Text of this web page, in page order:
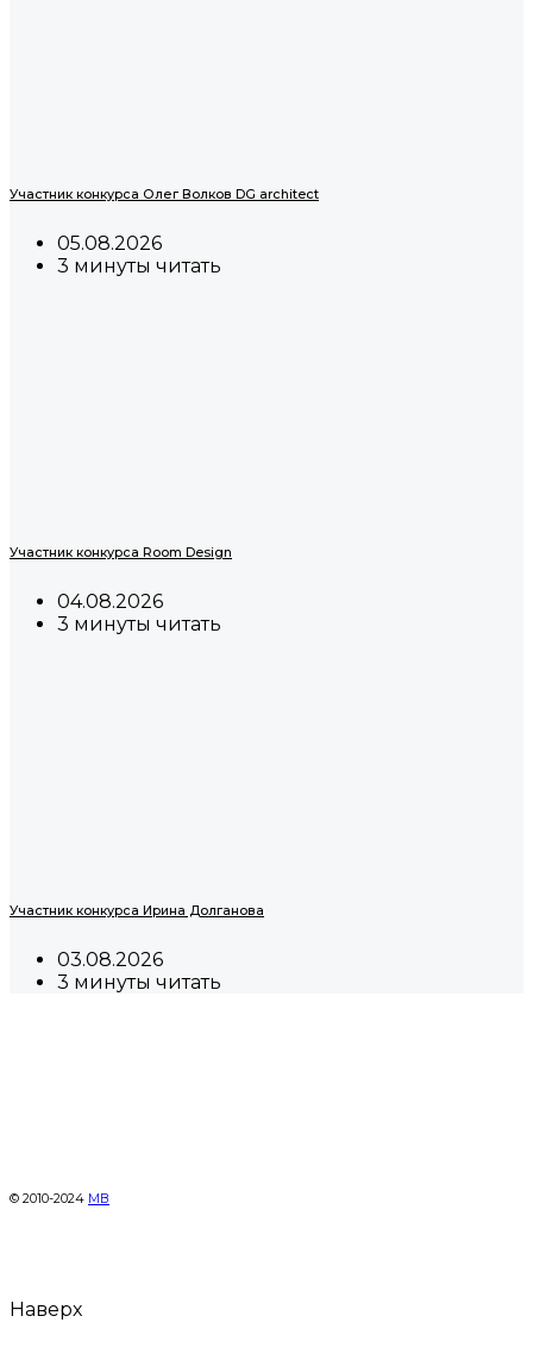
Участник конкурса Олег Волков DG architect
05.08.2026
3 минуты читать
Участник конкурса Room Design
04.08.2026
3 минуты читать
Участник конкурса Ирина Долганова
03.08.2026
3 минуты читать
© 2010-2024 МВ
Наверх